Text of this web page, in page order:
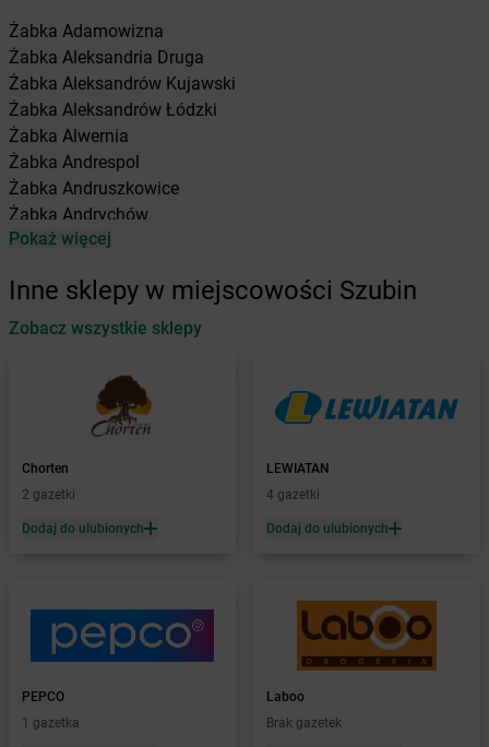
Żabka Adamowizna
Żabka Aleksandria Druga
Żabka Aleksandrów Kujawski
Żabka Aleksandrów Łódzki
Żabka Alwernia
Żabka Andrespol
Żabka Andruszkowice
Żabka Andrychów
Żabka Antonie
Żabka Automat
Żabka Babica
Babimost
Baborów
Baboszewo
Żabka Bachowice
Żabka Bądkowo
Żabka Bąków
Żabka Baranowo
Żabka Barcin
Żabka Bardo
Żabka Barlinek
Pokaż więcej
Inne sklepy w miejscowości Szubin
Zobacz wszystkie sklepy
Chorten
2 gazetki
Dodaj do ulubionych
LEWIATAN
4 gazetki
Dodaj do ulubionych
PEPCO
1 gazetka
Laboo
Brak gazetek